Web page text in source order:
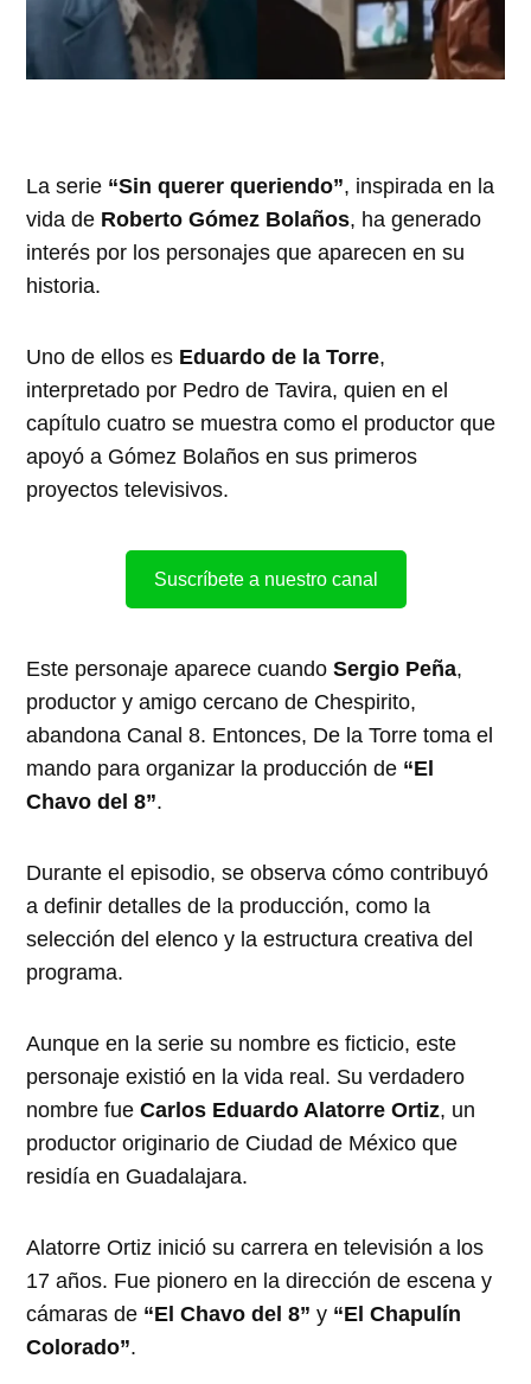
La serie “Sin querer queriendo”, inspirada en la
vida de Roberto Gómez Bolaños, ha generado
interés por los personajes que aparecen en su
historia.
Uno de ellos es Eduardo de la Torre,
interpretado por Pedro de Tavira, quien en el
capítulo cuatro se muestra como el productor que
apoyó a Gómez Bolaños en sus primeros
proyectos televisivos.
Suscríbete a nuestro canal
Este personaje aparece cuandoSergio Peña,
productor y amigo cercano de Chespirito,
abandona Canal 8. Entonces, De la Torre toma el
mando para organizar la producción de “El
Chavo del 8”.
Durante el episodio, se observa cómo contribuyó
a definir detalles de la producción, como la
selección del elenco y la estructura creativa del
programa.
Aunque en la serie su nombre es ficticio, este
personaje existió en la vida real. Su verdadero
nombre fueCarlos Eduardo Alatorre Ortiz, un
productor originario de Ciudad de México que
residía en Guadalajara.
Alatorre Ortiz inició su carrera en televisión a los
17 años. Fue pionero en la dirección de escena y
cámaras de “El Chavo del 8” y “El Chapulín
Colorado”.